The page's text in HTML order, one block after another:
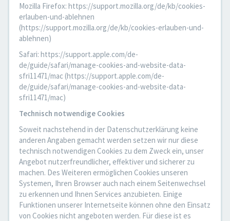
Mozilla Firefox: https://support.mozilla.org/de/kb/cookies-
erlauben-und-ablehnen
(https://support.mozilla.org/de/kb/cookies-erlauben-und-
ablehnen)
Safari: https://support.apple.com/de-
de/guide/safari/manage-cookies-and-website-data-
sfri11471/mac (https://support.apple.com/de-
de/guide/safari/manage-cookies-and-website-data-
sfri11471/mac)
Technisch notwendige Cookies
Soweit nachstehend in der Datenschutzerklärung keine
anderen Angaben gemacht werden setzen wir nur diese
technisch notwendigen Cookies zu dem Zweck ein, unser
Angebot nutzerfreundlicher, effektiver und sicherer zu
machen. Des Weiteren ermöglichen Cookies unseren
Systemen, Ihren Browser auch nach einem Seitenwechsel
zu erkennen und Ihnen Services anzubieten. Einige
Funktionen unserer Internetseite können ohne den Einsatz
von Cookies nicht angeboten werden. Für diese ist es